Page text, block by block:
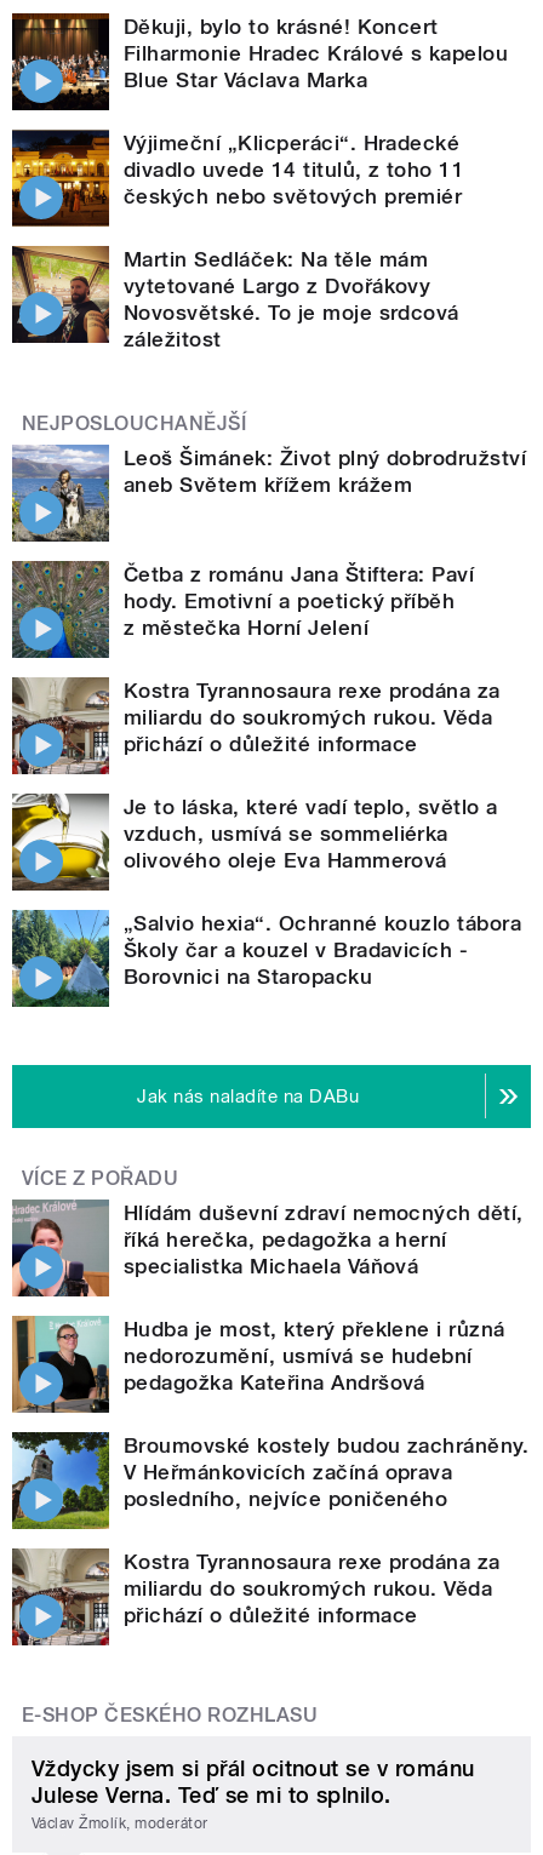
Děkuji, bylo to krásné! Koncert
Filharmonie Hradec Králové s kapelou
Blue Star Václava Marka
Výjimeční „Klicperáci“. Hradecké
divadlo uvede 14 titulů, z toho 11
českých nebo světových premiér
Martin Sedláček: Na těle mám
vytetované Largo z Dvořákovy
Novosvětské. To je moje srdcová
záležitost
NEJPOSLOUCHANĚJŠÍ
Leoš Šimánek: Život plný dobrodružství
aneb Světem křížem krážem
Četba z románu Jana Štiftera: Paví
hody. Emotivní a poetický příběh
z městečka Horní Jelení
Kostra Tyrannosaura rexe prodána za
miliardu do soukromých rukou. Věda
přichází o důležité informace
Je to láska, které vadí teplo, světlo a
vzduch, usmívá se sommeliérka
olivového oleje Eva Hammerová
„Salvio hexia“. Ochranné kouzlo tábora
Školy čar a kouzel v Bradavicích -
Borovnici na Staropacku
Jak nás naladíte na DABu
VÍCE Z POŘADU
Hlídám duševní zdraví nemocných dětí,
říká herečka, pedagožka a herní
specialistka Michaela Váňová
Hudba je most, který překlene i různá
nedorozumění, usmívá se hudební
pedagožka Kateřina Andršová
Broumovské kostely budou zachráněny.
V Heřmánkovicích začíná oprava
posledního, nejvíce poničeného
Kostra Tyrannosaura rexe prodána za
miliardu do soukromých rukou. Věda
přichází o důležité informace
E-SHOP ČESKÉHO ROZHLASU
Vždycky jsem si přál ocitnout se v románu
Julese Verna. Teď se mi to splnilo.
Václav Žmolík, moderátor